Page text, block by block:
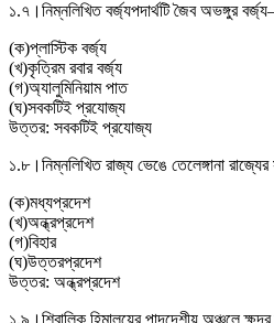
১.৭। নিম্নলিখিত বর্জ্যপদার্থটি জৈব অভঙ্গুর
(ক)প্লাস্টিক বর্জ্য
(খ)কৃত্রিম রবার বর্জ্য
(গ)অ্যালুমিনিয়াম পাত
(ঘ)সবকটিই প্রযোজ্য
উত্তর: সবকটিই প্রযোজ্য
১.৮। নিম্নলিখিত রাজ্য ভেঙে তেলেঙ্গানা
(ক)মধ্যপ্রদেশ
(খ)অন্ধ্রপ্রদেশ
(গ)বিহার
(ঘ)উত্তরপ্রদেশ
উত্তর: অন্ধ্রপ্রদেশ